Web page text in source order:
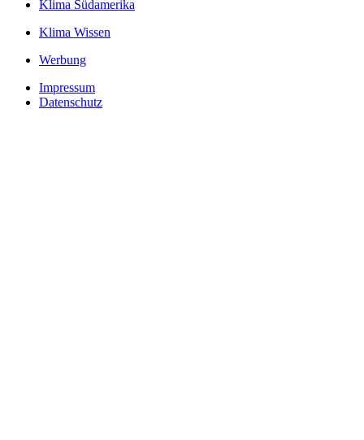
Klima Südamerika
Klima Wissen
Werbung
Impressum
Datenschutz